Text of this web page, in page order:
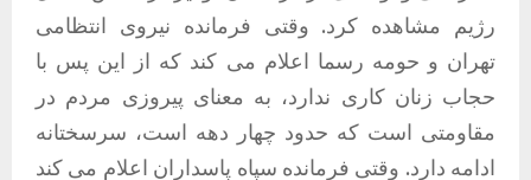
رژیم مشاهده کرد. وقتی فرمانده نیروی انتظامی
تهران و حومه رسما اعلام می کند که از این پس با
حجاب زنان کاری ندارد، به معنای پیروزی مردم در
مقاومتی است که حدود چهار دهه است، سرسختانه
ادامه دارد. وقتی فرمانده سپاه پاسداران اعلام می کند